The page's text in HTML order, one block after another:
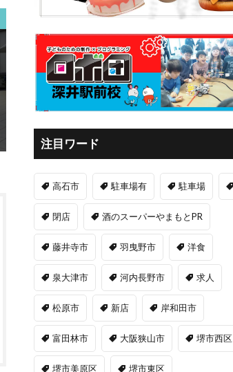
注目ワード
高石市 駐車場有 駐車場
閉店 酒のスーパーやまもとPR
藤井寺市 羽曳野市 洋食
泉大津市 河内長野市 求人
松原市 新店 岸和田市
富田林市 大阪狭山市 堺市西区
堺市美原区 堺市東区